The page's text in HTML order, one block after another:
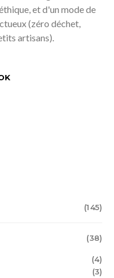
et d'un mode de
(zéro déchet,
artisans).
(145)
(38)
(4)
(3)